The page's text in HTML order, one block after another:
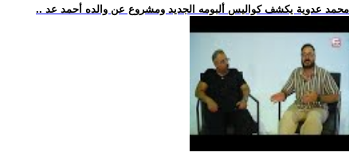
.. محمد عدوية يكشف كواليس ألبومه الجديد ومشروع عن والده أحمد عد